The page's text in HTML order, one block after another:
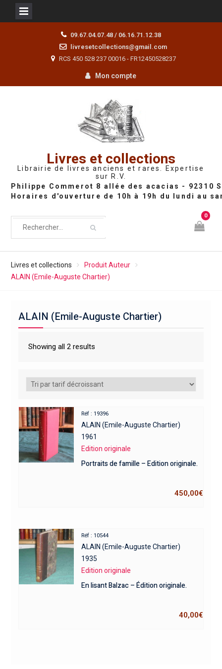
09.67.04.07.48 / 06.16.71.12.38
livresetcollections@gmail.com
RCS 450 528 237 00016 - FR12450528237
Mon compte
Livres et collections
Librairie de livres anciens et rares. Expertise
sur R.V.
0
Livres et collections
Produit Auteur
ALAIN (Emile-Auguste Chartier)
ALAIN (Emile-Auguste Chartier)
Showing all 2 results
Réf : 19396
ALAIN (Emile-Auguste Chartier)
1961
Edition originale
Portraits de famille – Edition originale.
450,00€
Réf : 10544
ALAIN (Emile-Auguste Chartier)
1935
Edition originale
En lisant Balzac – Édition originale.
40,00€